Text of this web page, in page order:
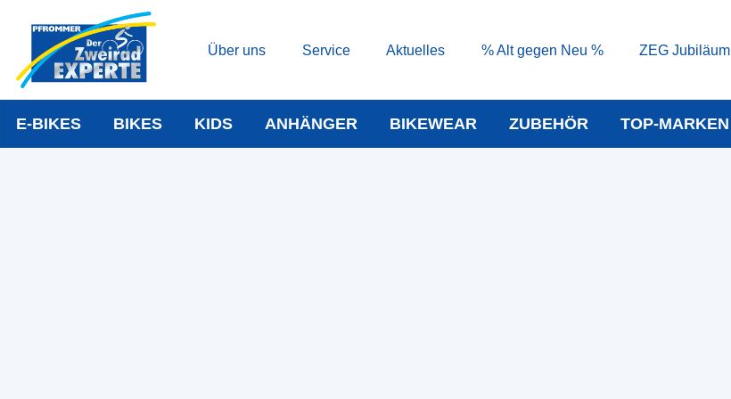
Über uns Service Aktuelles % Alt gegen Neu % ZEG Jubiläum
E-BIKES BIKES KIDS ANHÄNGER BIKEWEAR ZUBEHÖR TOP-MARKEN